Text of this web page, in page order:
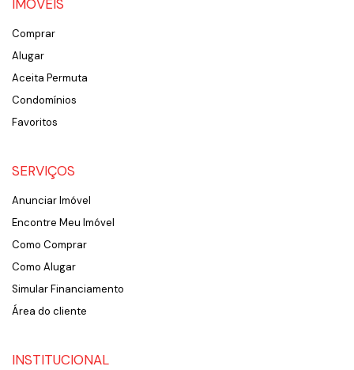
IMÓVEIS
Comprar
Alugar
Aceita Permuta
Condomínios
Favoritos
SERVIÇOS
Anunciar Imóvel
Encontre Meu Imóvel
Como Comprar
Como Alugar
Simular Financiamento
Área do cliente
INSTITUCIONAL